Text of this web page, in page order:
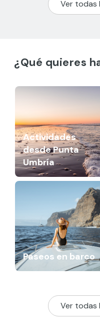
Ver todas
¿Qué quieres
Actividades
desde Punta
Umbría
Paseos en barco
Ver todas